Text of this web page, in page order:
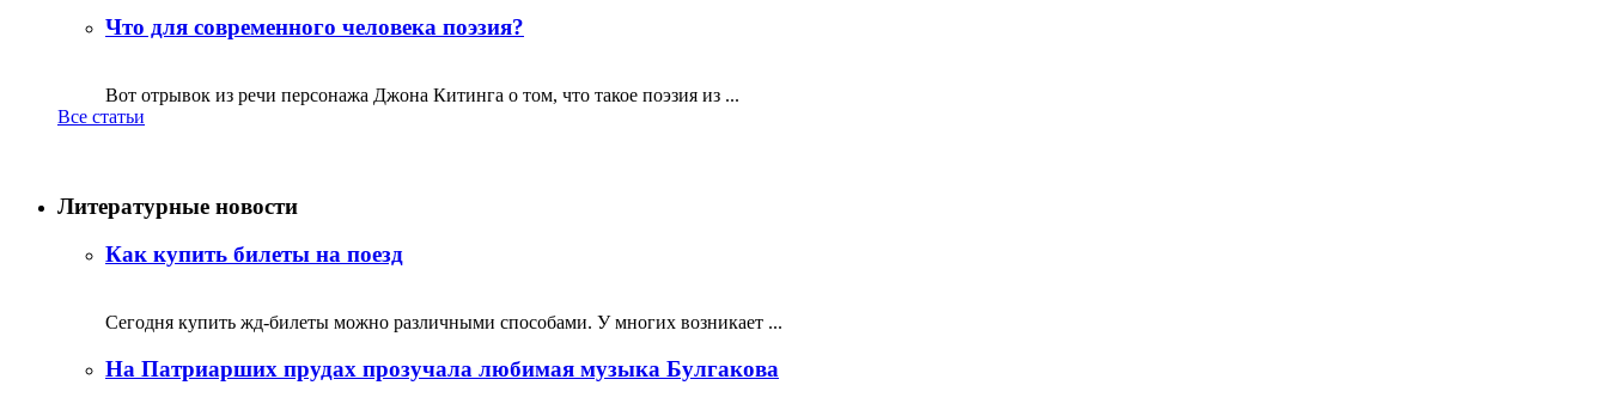
Что для современного человека поэзия?
Вот отрывок из речи персонажа Джона Китинга о том, что такое поэзия из ...
Все статьи
Литературные новости
Как купить билеты на поезд
Сегодня купить жд-билеты можно различными способами. У многих возникает ...
На Патриарших прудах прозучала любимая музыка Булгакова